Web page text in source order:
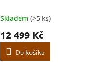
Skladem (>5 ks)
12 499 Kč
Do košíku